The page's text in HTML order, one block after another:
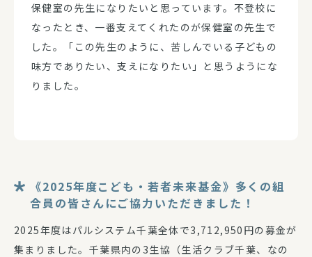
保健室の先生になりたいと思っています。不登校に
なったとき、一番支えてくれたのが保健室の先生で
した。「この先生のように、苦しんでいる子どもの
味方でありたい、支えになりたい」と思うようにな
りました。
《2025年度こども・若者未来基金》多くの組
合員の皆さんにご協力いただきました！
2025年度はパルシステム千葉全体で3,712,950円の募金が
集まりました。千葉県内の3生協（生活クラブ千葉、なの